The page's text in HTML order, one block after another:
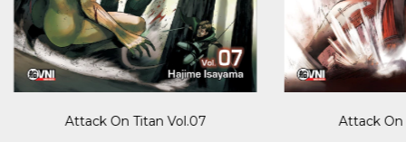
Attack On Titan Vol.07 Attack On